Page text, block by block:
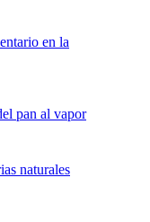
en la
pan al vapor
naturales